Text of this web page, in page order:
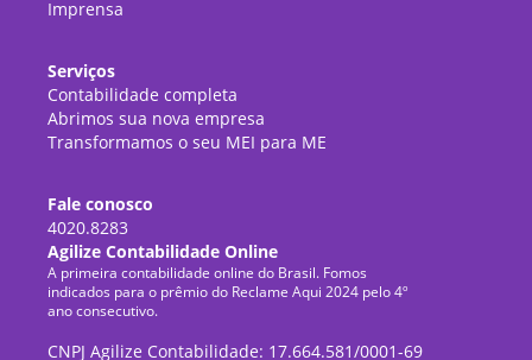
Imprensa
Serviços
Contabilidade completa
Abrimos sua nova empresa
Transformamos o seu MEI para ME
Fale conosco
4020.8283
Agilize Contabilidade Online
A primeira contabilidade online do Brasil. Fomos
indicados para o prêmio do Reclame Aqui 2024 pelo 4º
ano consecutivo.
CNPJ Agilize Contabilidade: 17.664.581/0001-69